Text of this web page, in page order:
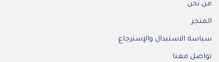
من نحن
المتجر
سياسة الاستبدال والإسترجاع
تواصل معنا